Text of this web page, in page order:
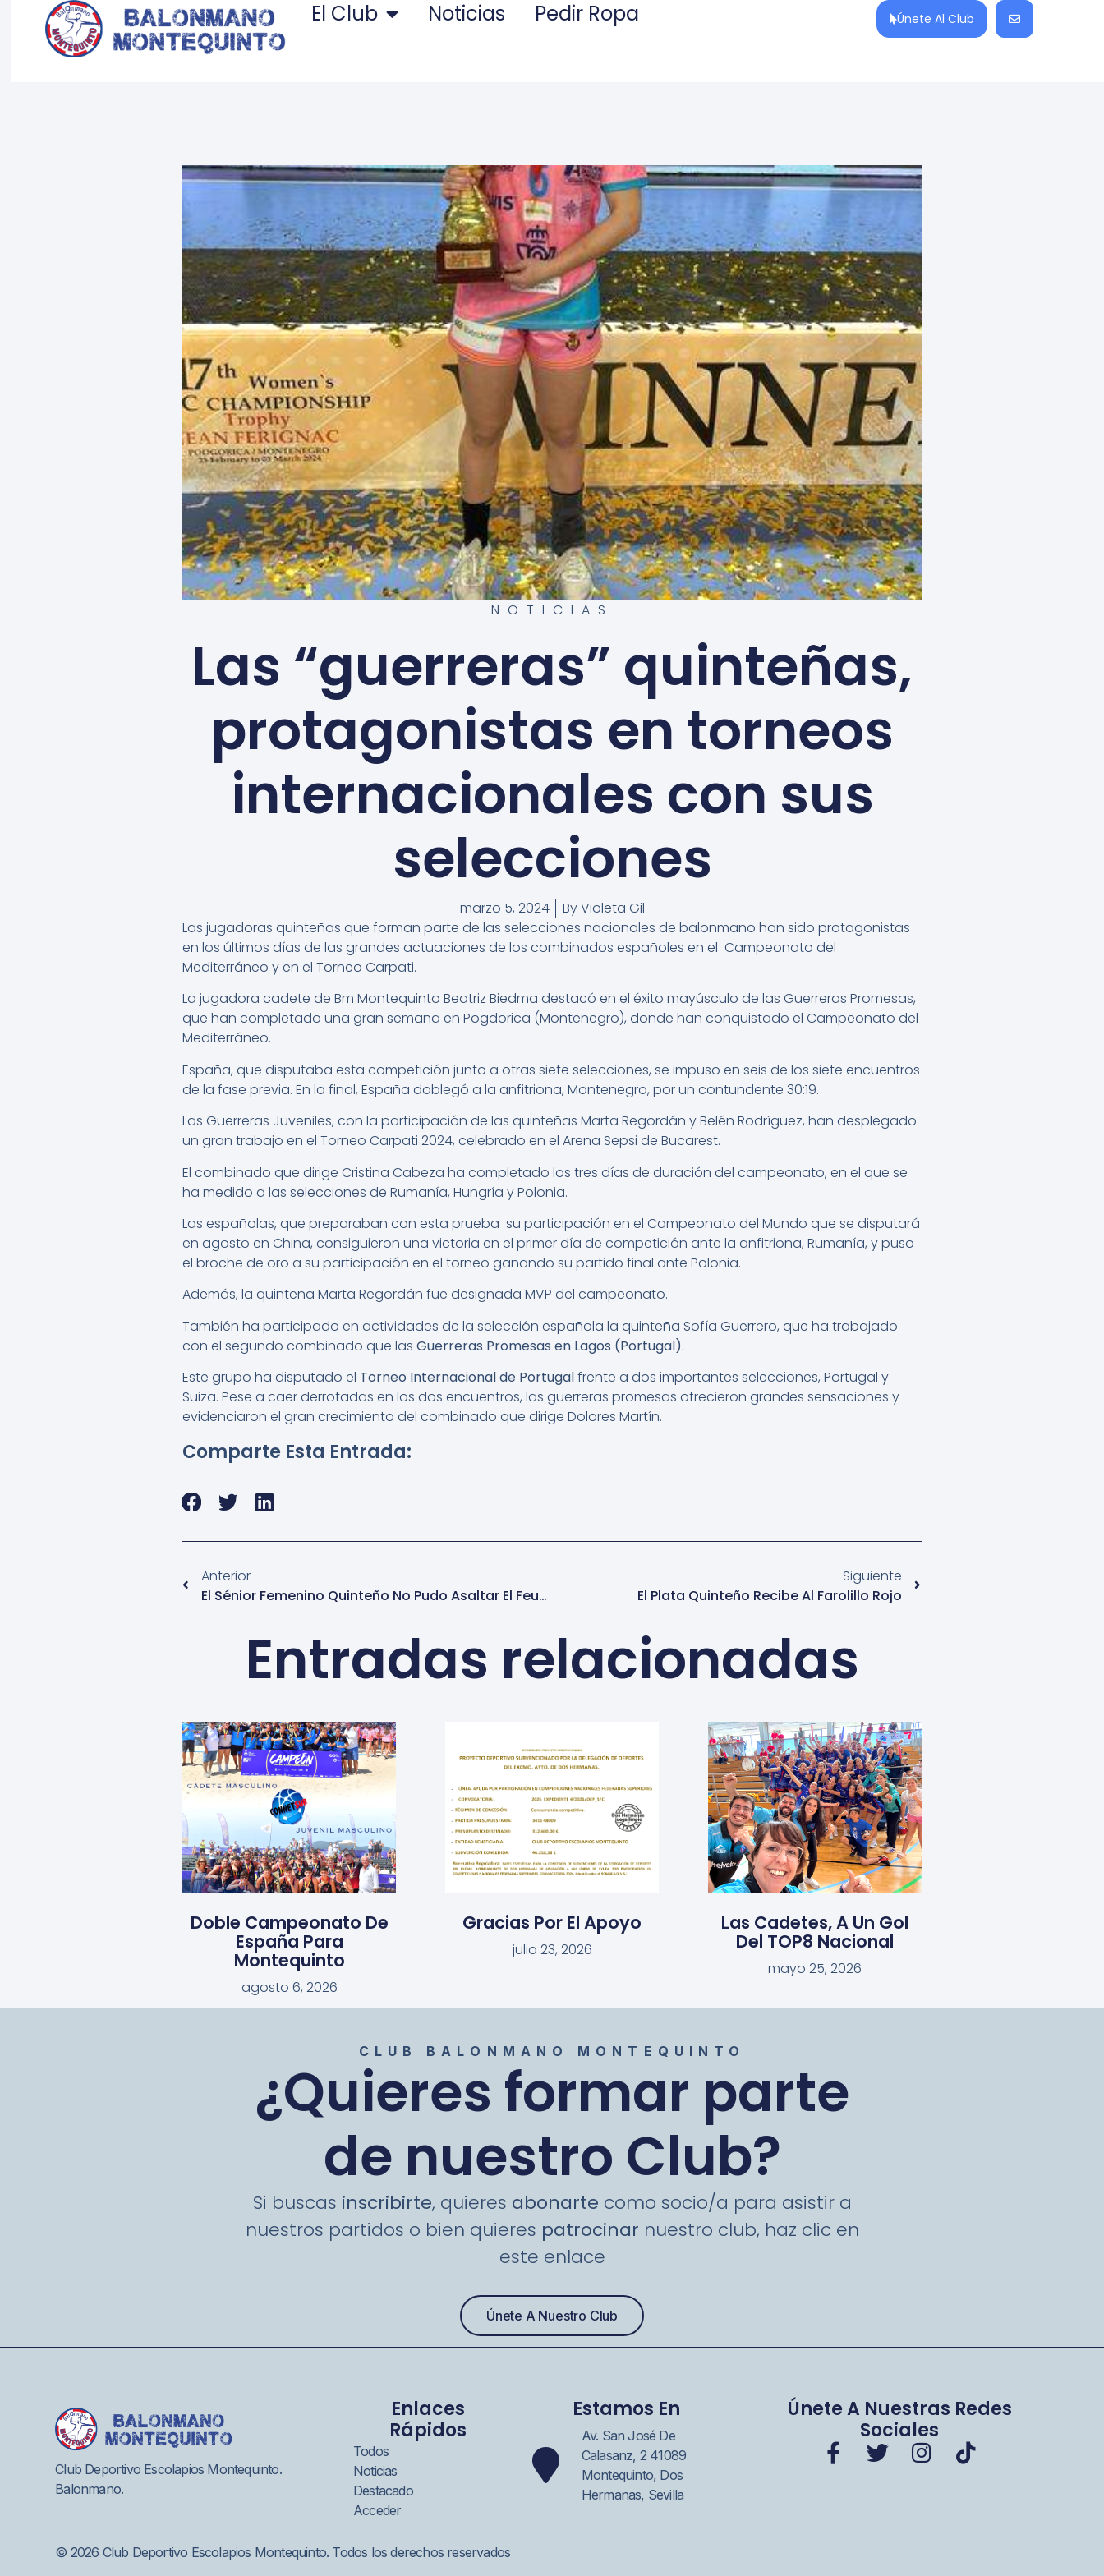
El Club Noticias Pedir Ropa Únete Al Club
NOTICIAS
Las “guerreras” quinteñas,
protagonistas en torneos
internacionales con sus
selecciones
marzo 5, 2024 ByVioleta Gil
Las jugadoras quinteñas que forman parte de las selecciones nacionales de balonmano han sido protagonistas
en los últimos días de las grandes actuaciones de los combinados españoles en el Campeonato del
Mediterráneo y en el Torneo Carpati.
La jugadora cadete de Bm Montequinto Beatriz Biedma destacó en el éxito mayúsculo de las Guerreras Promesas,
que han completado una gran semana en Pogdorica (Montenegro), donde han conquistado el Campeonato del
Mediterráneo.
España, que disputaba esta competición junto a otras siete selecciones, se impuso en seis de los siete encuentros
de la fase previa. En la final, España doblegó a la anfitriona, Montenegro, por un contundente 30:19.
Las Guerreras Juveniles, con la participación de las quinteñas Marta Regordán y Belén Rodríguez, han desplegado
un gran trabajo en el Torneo Carpati 2024, celebrado en el Arena Sepsi de Bucarest.
El combinado que dirige Cristina Cabeza ha completado los tres días de duración del campeonato, en el que se
ha medido a las selecciones de Rumanía, Hungría y Polonia.
Las españolas, que preparaban con esta prueba su participación en el Campeonato del Mundo que se disputará
en agosto en China, consiguieron una victoria en el primer día de competición ante la anfitriona, Rumanía, y puso
el broche de oro a su participación en el torneo ganando su partido final ante Polonia.
Además, la quinteña Marta Regordán fue designada MVP del campeonato.
También ha participado en actividades de la selección española la quinteña Sofía Guerrero, que ha trabajado
con el segundo combinado que las Guerreras Promesas en Lagos (Portugal).
Este grupo ha disputado el Torneo Internacional de Portugalfrente a dos importantes selecciones, Portugal y
Suiza. Pese a caer derrotadas en los dos encuentros, las guerreras promesas ofrecieron grandes sensaciones y
evidenciaron el gran crecimiento del combinado que dirige Dolores Martín.
Comparte Esta Entrada:
Anterior
El Sénior Femenino Quinteño No Pudo Asaltar El Feudo Algecireño
Siguiente
El Plata Quinteño Recibe Al Farolillo Rojo
Entradas relacionadas
Doble Campeonato De
España Para
Montequinto
agosto 6, 2026
Gracias Por El Apoyo
julio 23, 2026
Las Cadetes, A Un Gol
Del TOP8 Nacional
mayo 25, 2026
CLUB BALONMANO MONTEQUINTO
¿Quieres formar parte
de nuestro Club?
Si buscas inscribirte, quieres abonarte como socio/a para asistir a
nuestros partidos o bien quieres patrocinar nuestro club, haz clic en
este enlace
Únete A Nuestro Club
Club Deportivo Escolapios Montequinto.
Balonmano.
Enlaces
Rápidos
Todos
Noticias
Destacado
Acceder
Estamos En
Av. San José De
Calasanz, 2 41089
Montequinto, Dos
Hermanas, Sevilla
Únete A Nuestras Redes
Sociales
© 2026 Club Deportivo Escolapios Montequinto. Todos los derechos reservados